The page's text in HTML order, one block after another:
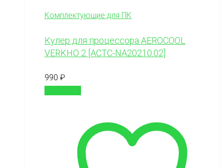
Комплектующие для ПК
Кулер для процессора AEROCOOL
VERKHO 2 [ACTC-NA20210.02]
990 ₽